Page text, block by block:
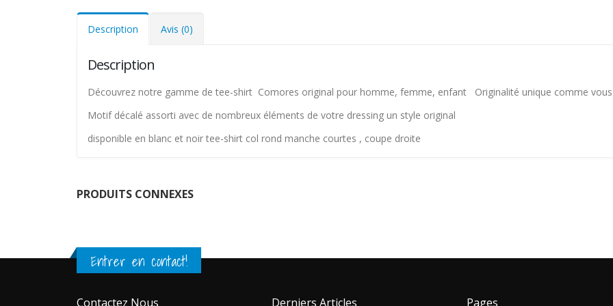
Description Avis (0)
Description
Découvrez notre gamme de tee-shirt Comores original pour homme, femme, enfant Originalité unique comme vous
Motif décalé assorti avec de nombreux éléments de votre dressing un style original
disponible en blanc et noir tee-shirt col rond manche courtes , coupe droite
PRODUITS CONNEXES
Entrer en contact!
Contactez Nous Derniers Articles Pages